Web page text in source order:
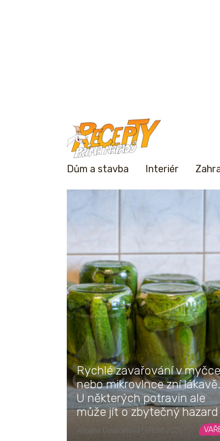
Dům a stavba Interiér
Rychlé zavařování v myčce
nebo mikrovlnce zní lákavě.
U některých potravin ale
může jít o zbytečný hazard
Adriana Dosedělová | 08.08.2026